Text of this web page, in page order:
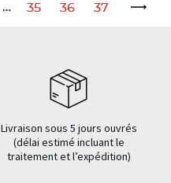
… 35 36
37
Livraison sous 5 jours ouvrés
(délai estimé incluant le
traitement et l’expédition)